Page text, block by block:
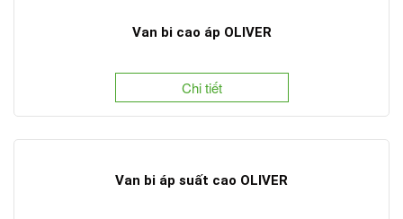
Van bi cao áp OLIVER
Chi tiết
Van bi áp suất cao OLIVER